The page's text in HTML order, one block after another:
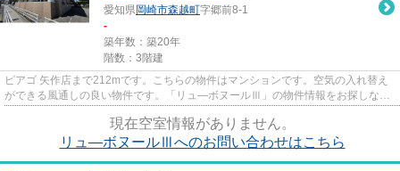
愛知県岡崎市森越町字郷前8-1
-
築年数：築20年
階数：3階建
ピアゴ 矢作店まで212mです。こちらの物件はマンションです。空気の入れ替え
ができる風通しの良い物件です。「リュ―ボヌールⅢ」の物件情報をお探しなら
現在空室情報がありません。
リュ―ボヌールⅢへのお問い合わせはこちら